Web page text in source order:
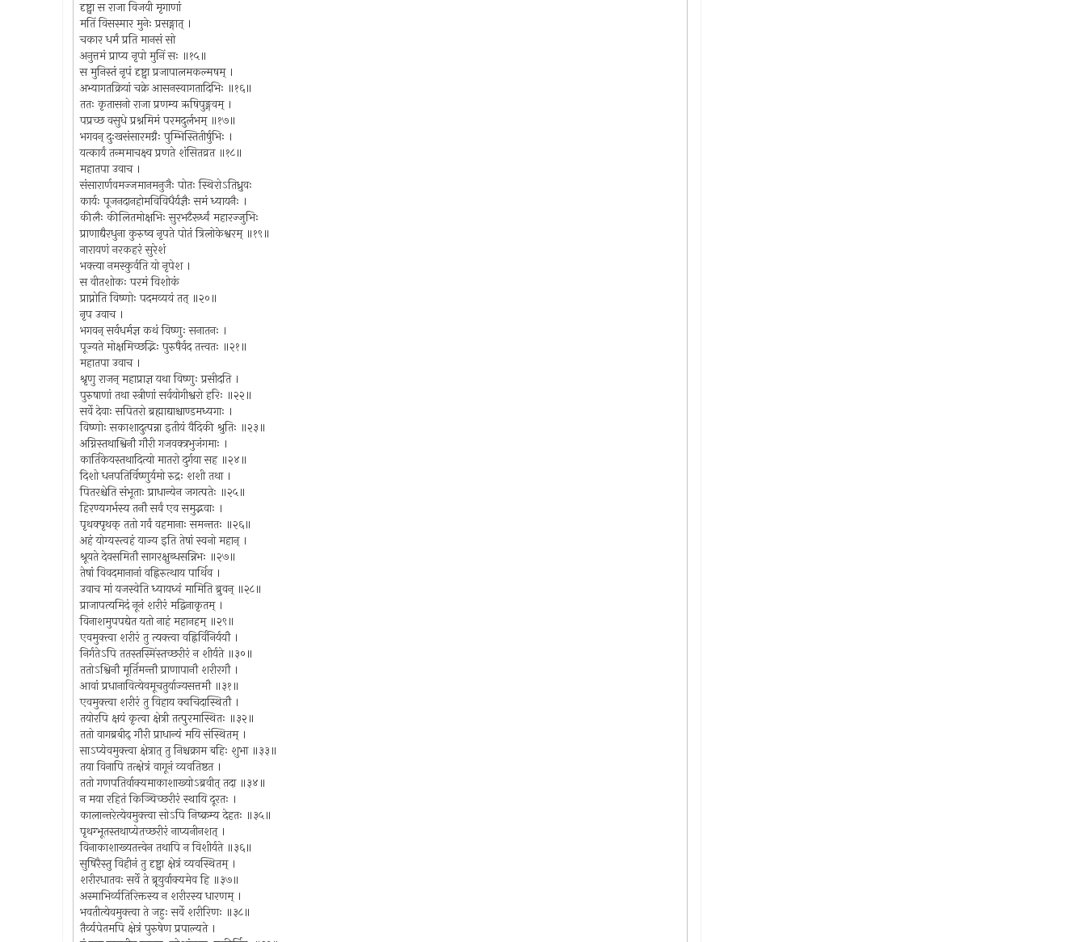
दृष्ट्वा स राजा विजयी मृगाणां
मतिं विसस्मार मुनेः प्रसङ्गात् ।
चकार धर्मं प्रति मानसं सो
अनुत्तमं प्राप्य नृपो मुनिं सः ॥१५॥
स मुनिस्तं नृपं दृष्ट्वा प्रजापालमकल्मषम् ।
अभ्यागतक्रियां चक्रे आसनस्वागतादिभिः ॥१६॥
ततः कृतासनो राजा प्रणम्य ऋषिपुङ्गवम् ।
पप्रच्छ वसुधे प्रश्नमिमं परमदुर्लभम् ॥१७॥
भगवन् दुःखसंसारमग्नैः पुम्भिस्तितीर्षुभिः ।
यत्कार्यं तन्ममाचक्ष्व प्रणते शंसितव्रत ॥१८॥
महातपा उवाच ।
संसारार्णवमज्जमानमनुजैः पोतः स्थिरोऽतिध्रुवः
कार्यः पूजनदानहोमविविधैर्यज्ञैः समं ध्यायनैः ।
कीलैः कीलितमोक्षभिः सुरभटैरूर्ध्वं महारज्जुभिः
प्राणाद्यैरधुना कुरुष्व नृपते पोतं त्रिलोकेश्वरम् ॥१९॥
नारायणं नरकहरं सुरेशं
भक्त्या नमस्कुर्वति यो नृपेश ।
स वीतशोकः परमं विशोकं
प्राप्नोति विष्णोः पदमव्ययं तत् ॥२०॥
नृप उवाच ।
भगवन् सर्वधर्मज्ञ कथं विष्णुः सनातनः ।
पूज्यते मोक्षमिच्छद्भिः पुरुषैर्वद तत्त्वतः ॥२१॥
महातपा उवाच ।
श्रृणु राजन् महाप्राज्ञ यथा विष्णुः प्रसीदति ।
पुरुषाणां तथा स्त्रीणां सर्वयोगीश्वरो हरिः ॥२२॥
सर्वे देवाः सपितरो ब्रह्माद्याश्चाण्डमध्यगाः ।
विष्णोः सकाशादुत्पन्ना इतीयं वैदिकी श्रुतिः ॥२३॥
अग्निस्तथाश्विनौ गौरी गजवक्त्रभुजंगमाः ।
कार्तिकेयस्तथादित्यो मातरो दुर्गया सह ॥२४॥
दिशो धनपतिर्विष्णुर्यमो रुद्रः शशी तथा ।
पितरश्चेति संभूताः प्राधान्येन जगत्पतेः ॥२५॥
हिरण्यगर्भस्य तनौ सर्वं एव समुद्भवाः ।
पृथक्पृथक् ततो गर्वं वहमानाः समन्ततः ॥२६॥
अहं योग्यस्त्वहं याज्य इति तेषां स्वनो महान् ।
श्रूयते देवसमितौ सागरक्षुब्धसन्निभः ॥२७॥
तेषां विवदमानानां वह्निरुत्थाय पार्थिव ।
उवाच मां यजस्वेति ध्यायध्वं मामिति ब्रुवन् ॥२८॥
प्राजापत्यमिदं नूनं शरीरं मद्विनाकृतम् ।
विनाशमुपपद्येत यतो नाहं महानहम् ॥२९॥
एवमुक्त्वा शरीरं तु त्यक्त्वा वह्निर्विनिर्ययौ ।
निर्गतेऽपि ततस्तस्मिंस्तच्छरीरं न शीर्यते ॥३०॥
ततोऽश्विनौ मूर्तिमन्तौ प्राणापानौ शरीरगौ ।
आवां प्रधानावित्येवमूचतुर्याज्यसत्तमौ ॥३१॥
एवमुक्त्वा शरीरं तु विहाय क्वचिदास्थितौ ।
तयोरपि क्षयं कृत्वा क्षेत्री तत्पुरमास्थितः ॥३२॥
ततो वागब्रबीद् गौरी प्राधान्यं मयि संस्थितम् ।
साऽप्येवमुक्त्वा क्षेत्रात् तु निश्चक्राम बहिः शुभा ॥३३॥
तया विनापि तत्क्षेत्रं वागूनं व्यवतिष्ठत ।
ततो गणपतिर्वाक्यमाकाशाख्योऽब्रवीत् तदा ॥३४॥
न मया रहितं किञ्चिच्छरीरं स्थायि दूरतः ।
कालान्तरेत्येवमुक्त्वा सोऽपि निष्क्रम्य देहतः ॥३५॥
पृथग्भूतस्तथाप्येतच्छरीरं नाप्यनीनशत् ।
विनाकाशाख्यतत्त्वेन तथापि न विशीर्यते ॥३६॥
सुषिरैस्तु विहीनं तु दृष्ट्वा क्षेत्रं व्यवस्थितम् ।
शरीरधातवः सर्वे ते ब्रूयुर्वाक्यमेव हि ॥३७॥
अस्माभिर्व्यतिरिक्तस्य न शरीरस्य धारणम् ।
भवतीत्येवमुक्त्वा ते जहुः सर्वे शरीरिणः ॥३८॥
तैर्व्यपेतमपि क्षेत्रं पुरुषेण प्रपाल्यते ।